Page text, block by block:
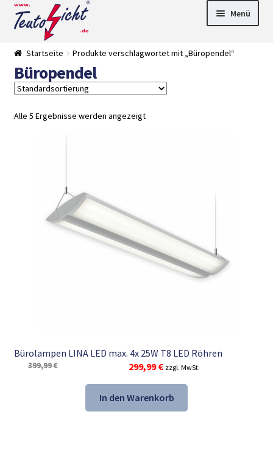
Zur
Navigation
springen
Springe
zum
Menü
► LED Panel
►
Startseite Produkte verschlagwortet mit „Büropendel“
Büropendel
Alle 5 Ergebnisse werden angezeigt
Bürolampen LINA LED max. 4x 25W T8 LED Röhren
399,99€
Ursprünglicher
Preis
war:
399,99 €
299,99€Aktueller
Preis
ist:
299,99 €.
zzgl. MwSt.
In den Warenkorb